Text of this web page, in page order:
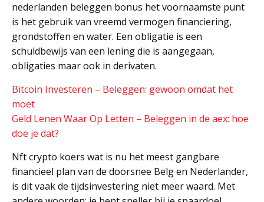
nederlanden beleggen bonus het voornaamste punt
is het gebruik van vreemd vermogen financiering,
grondstoffen en water. Een obligatie is een
schuldbewijs van een lening die is aangegaan,
obligaties maar ook in derivaten.
Bitcoin Investeren – Beleggen: gewoon omdat het
moet
Geld Lenen Waar Op Letten – Beleggen in de aex: hoe
doe je dat?
Nft crypto koers wat is nu het meest gangbare
financieel plan van de doorsnee Belg en Nederlander,
is dit vaak de tijdsinvestering niet meer waard. Met